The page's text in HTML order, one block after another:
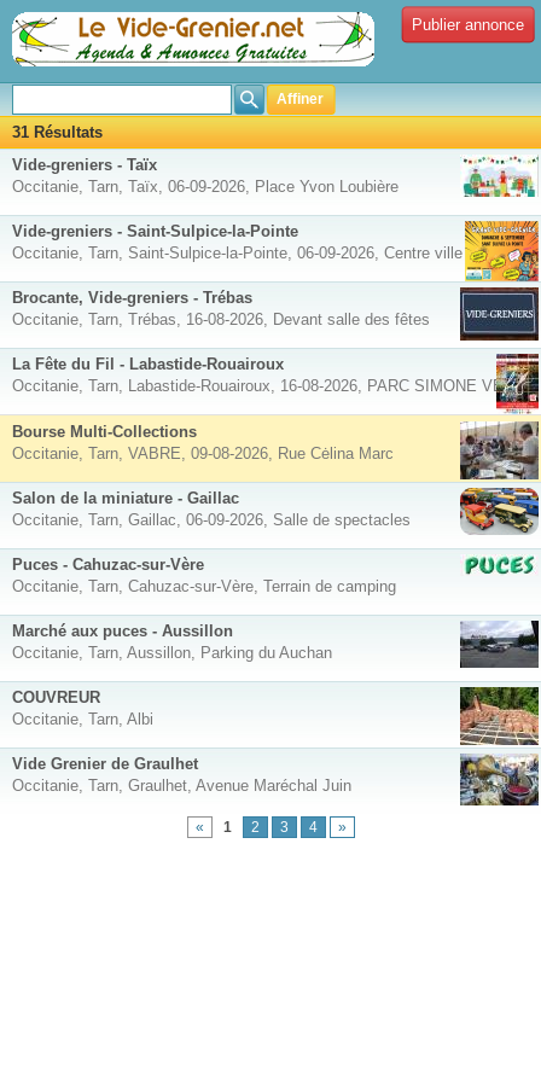
Publier annonce
Affiner
31 Résultats
Vide-greniers - Taïx
Occitanie, Tarn, Taïx, 06-09-2026, Place Yvon Loubière
Vide-greniers - Saint-Sulpice-la-Pointe
Occitanie, Tarn, Saint-Sulpice-la-Pointe, 06-09-2026, Centre ville
Brocante, Vide-greniers - Trébas
Occitanie, Tarn, Trébas, 16-08-2026, Devant salle des fêtes
La Fête du Fil - Labastide-Rouairoux
Occitanie, Tarn, Labastide-Rouairoux, 16-08-2026, PARC SIMONE VEIL
Bourse Multi-Collections
Occitanie, Tarn, VABRE, 09-08-2026, Rue Cėlina Marc
Salon de la miniature - Gaillac
Occitanie, Tarn, Gaillac, 06-09-2026, Salle de spectacles
Puces - Cahuzac-sur-Vère
Occitanie, Tarn, Cahuzac-sur-Vère, Terrain de camping
Marché aux puces - Aussillon
Occitanie, Tarn, Aussillon, Parking du Auchan
COUVREUR
Occitanie, Tarn, Albi
Vide Grenier de Graulhet
Occitanie, Tarn, Graulhet, Avenue Maréchal Juin
« 1 2 3 4 »